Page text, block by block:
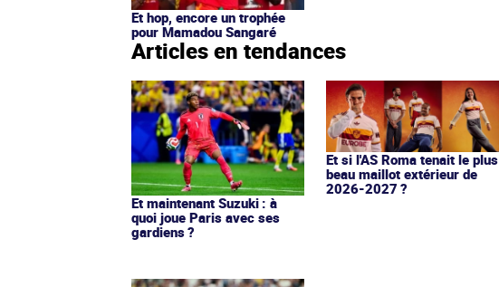
Et hop, encore un trophée
pour Mamadou Sangaré
Articles en tendances
Et maintenant Suzuki : à
quoi joue Paris avec ses
gardiens ?
Et si l'AS Roma tenait le plus
beau maillot extérieur de
2026-2027 ?